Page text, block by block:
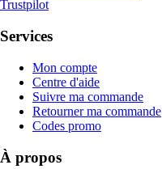
Trustpilot
Services
Mon compte
Centre d'aide
Suivre ma commande
Retourner ma commande
Codes promo
À propos